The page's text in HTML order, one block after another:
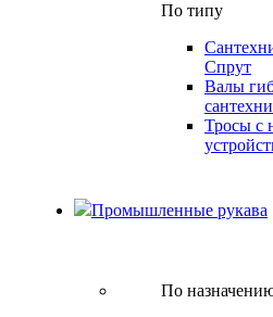
По типу
Спрут
Валы
Тросы с
Промышленные рукава
По